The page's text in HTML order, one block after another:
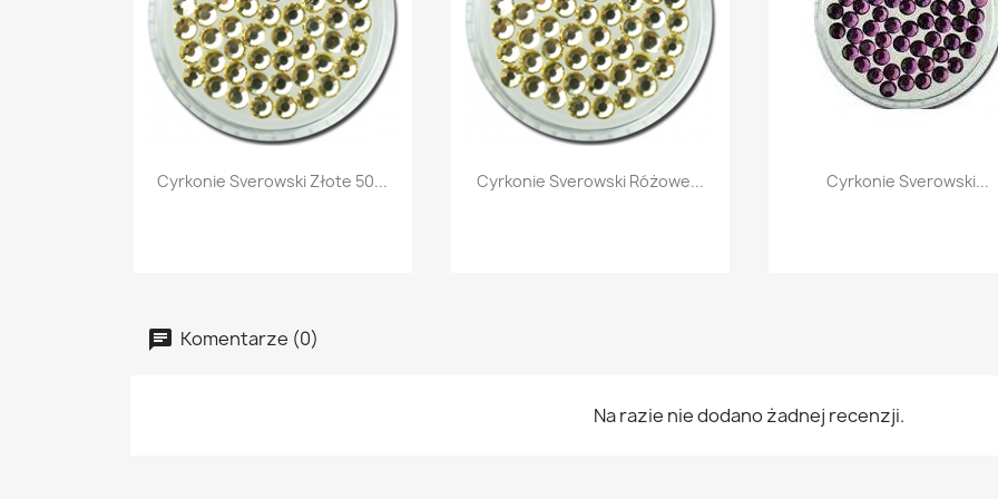
Szybki podgląd
Cyrkonie Sverowski Złote 50... Szybki podgląd
Cyrkonie Sverowski Różowe... Szybki podgląd
Cyrkonie Sverowski...
Komentarze (0)
Na razie nie dodano żadnej recenzji.